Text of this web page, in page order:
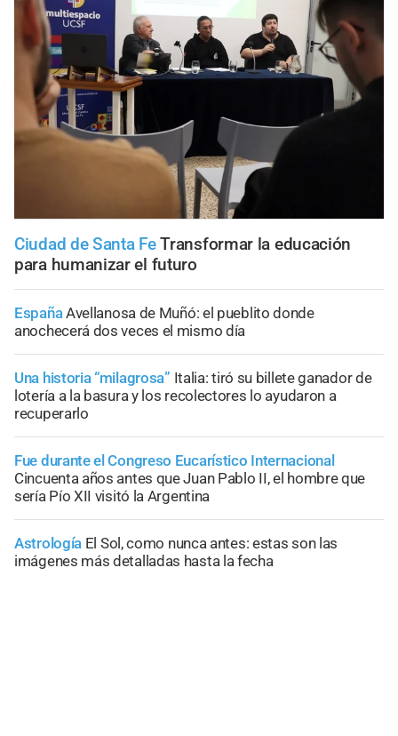
Ciudad de Santa Fe Transformar la educación
para humanizar el futuro
EspañaAvellanosa de Muñó: el pueblito donde
anochecerá dos veces el mismo día
Una historia “milagrosa” Italia: tiró su billete ganador de
lotería a la basura y los recolectores lo ayudaron a
recuperarlo
Fue durante el Congreso Eucarístico Internacional
Cincuenta años antes que Juan Pablo II, el hombre que
sería Pío XII visitó la Argentina
Astrología El Sol, como nunca antes: estas son las
imágenes más detalladas hasta la fecha